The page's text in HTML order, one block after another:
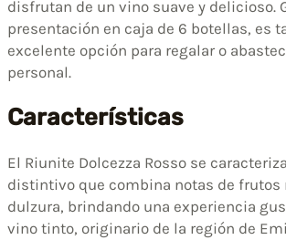
disfrutan de un vino suave y delicioso.
presentación en caja de 6 botellas, es
excelente opción para regalar o
personal.
Características
El Riunite Dolcezza Rosso se
distintivo que combina notas de frutos
dulzura, brindando una experiencia
vino tinto, originario de la región de